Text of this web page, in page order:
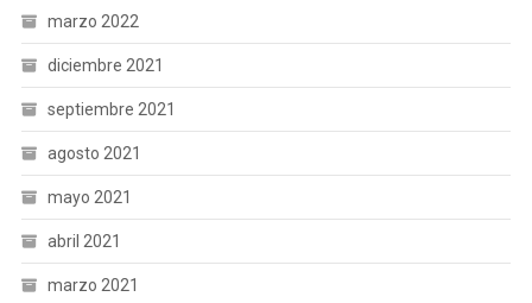
marzo 2022
diciembre 2021
septiembre 2021
agosto 2021
mayo 2021
abril 2021
marzo 2021